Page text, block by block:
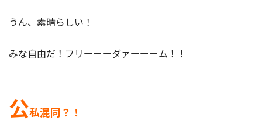
うん、素晴らしい！
みな自由だ！フリーーーダァーーーム！！
公私混同？！